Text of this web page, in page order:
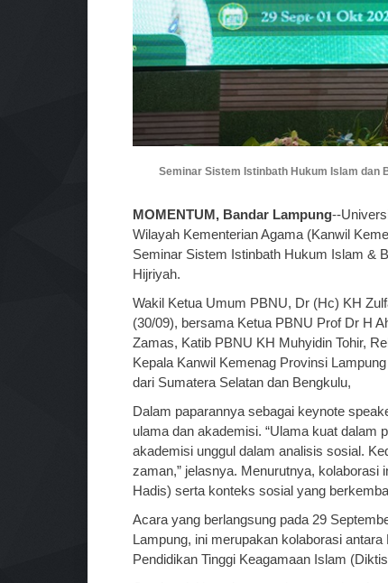
Seminar Sistem Istinbath Hukum Islam dan
MOMENTUM, Bandar Lampung--
Wilayah Kementerian Agama (Kanwil
Seminar Sistem Istinbath Hukum Islam &
Hijriyah.
Wakil Ketua Umum PBNU, Dr (Hc) KH
(30/09), bersama Ketua PBNU Prof Dr H
Zamas, Katib PBNU KH Muhyidin Tohir,
Kepala Kanwil Kemenag Provinsi
dari Sumatera Selatan dan Bengkulu,
Dalam paparannya sebagai keynote
ulama dan akademisi. “Ulama kuat dalam
akademisi unggul dalam analisis sosial.
zaman,” jelasnya. Menurutnya, kolaborasi
Hadis) serta konteks sosial yang
Acara yang berlangsung pada 29
Lampung, ini merupakan kolaborasi
Pendidikan Tinggi Keagamaan Islam